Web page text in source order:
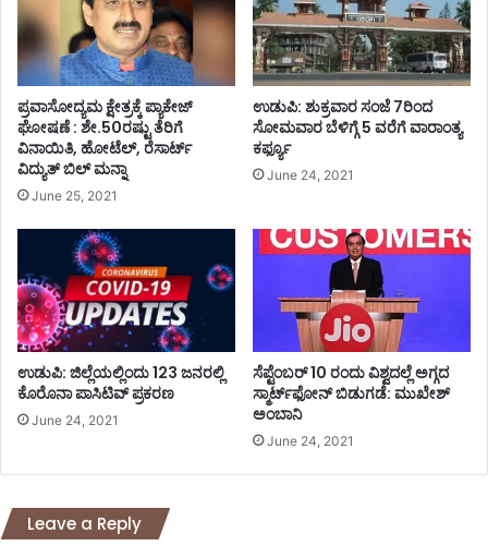
ಪ್ರವಾಸೋದ್ಯಮ ಕ್ಷೇತ್ರಕ್ಕೆ ಪ್ಯಾಕೇಜ್
ಘೋಷಣೆ : ಶೇ.50ರಷ್ಟು ತೆರಿಗೆ
ವಿನಾಯಿತಿ, ಹೋಟೆಲ್, ರೆಸಾರ್ಟ್
ವಿದ್ಯುತ್ ಬಿಲ್ ಮನ್ನಾ
June 25, 2021
ಉಡುಪಿ: ಶುಕ್ರವಾರ ಸಂಜೆ 7ರಿಂದ
ಸೋಮವಾರ ಬೆಳಿಗ್ಗೆ 5 ವರೆಗೆ ವಾರಾಂತ್ಯ
ಕರ್ಫ್ಯೂ
June 24, 2021
ಉಡುಪಿ: ಜಿಲ್ಲೆಯಲ್ಲಿಂದು 123 ಜನರಲ್ಲಿ
ಕೊರೊನಾ ಪಾಸಿಟಿವ್ ಪ್ರಕರಣ
June 24, 2021
ಸೆಪ್ಟೆಂಬರ್‌‌ 10 ರಂದು ವಿಶ್ವದಲ್ಲೆ ಅಗ್ಗದ
ಸ್ಮಾರ್ಟ್‌ಫೋನ್‌‌ ಬಿಡುಗಡೆ: ಮುಖೇಶ್‌
ಅಂಬಾನಿ
June 24, 2021
Leave a Reply